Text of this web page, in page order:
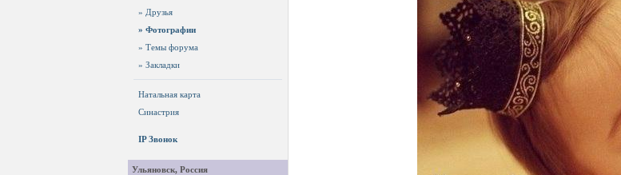
» Друзья
» Фотографии
» Темы форума
» Закладки
Натальная карта
Синастрия
IP Звонок
Ульяновск, Россия